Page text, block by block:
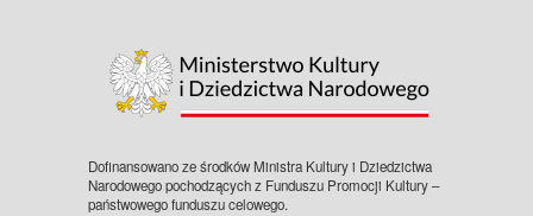
Dofinansowano ze środków Ministra Kultury i Dziedzictwa
Narodowego pochodzących z Funduszu Promocji Kultury –
państwowego funduszu celowego.